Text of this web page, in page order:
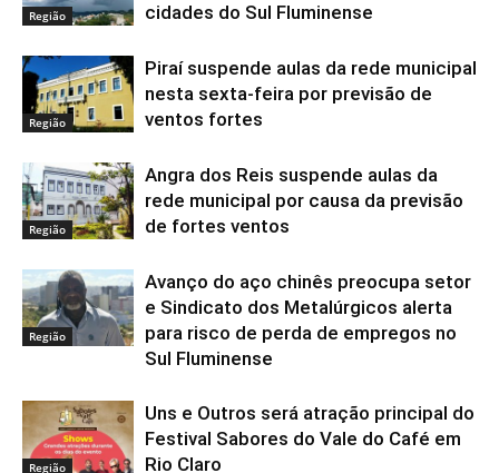
Região
cidades do Sul Fluminense
Região
Piraí suspende aulas da rede municipal
nesta sexta-feira por previsão de
ventos fortes
Região
Angra dos Reis suspende aulas da
rede municipal por causa da previsão
de fortes ventos
Região
Avanço do aço chinês preocupa setor
e Sindicato dos Metalúrgicos alerta
para risco de perda de empregos no
Sul Fluminense
Região
Uns e Outros será atração principal do
Festival Sabores do Vale do Café em
Rio Claro